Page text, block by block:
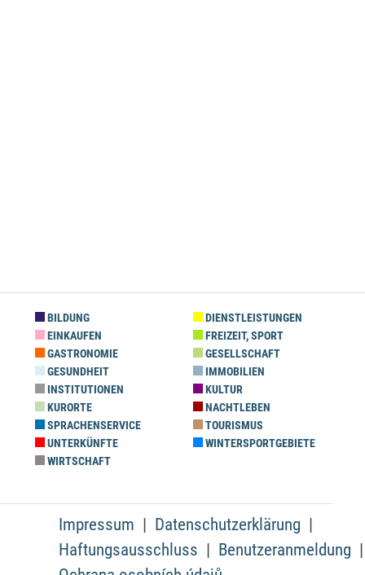
BILDUNG
DIENSTLEISTUNGEN
EINKAUFEN
FREIZEIT, SPORT
GASTRONOMIE
GESELLSCHAFT
GESUNDHEIT
IMMOBILIEN
INSTITUTIONEN
KULTUR
KURORTE
NACHTLEBEN
SPRACHENSERVICE
TOURISMUS
UNTERKÜNFTE
WINTERSPORTGEBIETE
WIRTSCHAFT
Impressum
Datenschutzerklärung
Haftungsausschluss
Benutzeranmeldung